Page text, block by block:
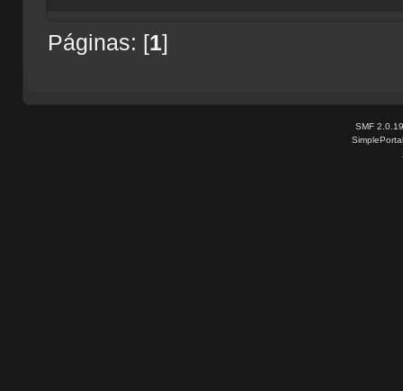
Páginas: [1]
SMF 2.0.19